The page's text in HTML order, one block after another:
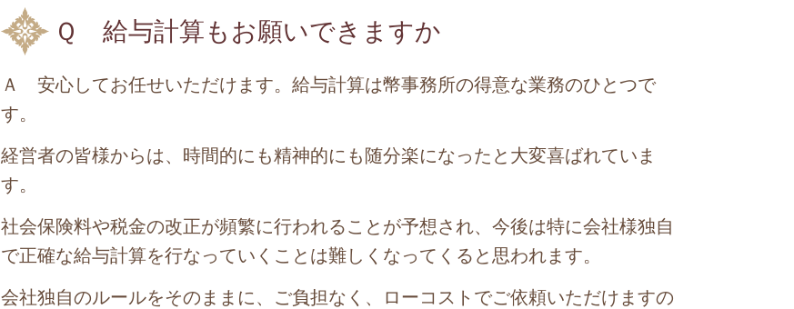
Ｑ 給与計算もお願いできますか
Ａ 安心してお任せいただけます。給与計算は幣事務所の得意な業務のひとつで
す。
経営者の皆様からは、時間的にも精神的にも随分楽になったと大変喜ばれていま
す。
社会保険料や税金の改正が頻繁に行われることが予想され、今後は特に会社様独自
で正確な給与計算を行なっていくことは難しくなってくると思われます。
会社独自のルールをそのままに、ご負担なく、ローコストでご依頼いただけますの